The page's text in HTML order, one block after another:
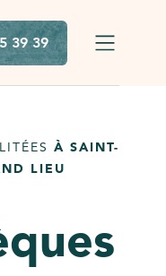
39 39
À SAINT-
LIEU